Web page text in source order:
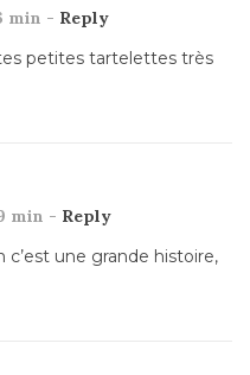
min - Reply
petites tartelettes très
min - Reply
c’est une grande histoire,